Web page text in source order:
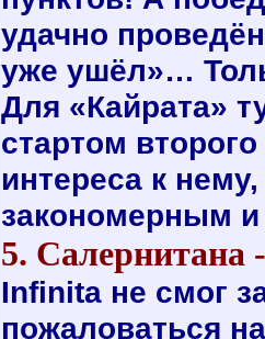
удачно
уже ушёл»…
Для «Кайрата»
стартом
интереса к
закономерным
5.
Infinita не смог
пожаловаться